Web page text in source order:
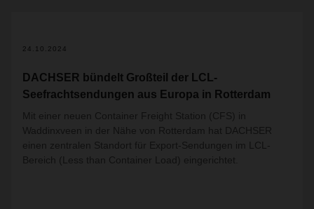
24.10.2024
DACHSER bündelt Großteil der LCL-
Seefrachtsendungen aus Europa in Rotterdam
Mit einer neuen Container Freight Station (CFS) in
Waddinxveen in der Nähe von Rotterdam hat DACHSER
einen zentralen Standort für Export-Sendungen im LCL-
Bereich (Less than Container Load) eingerichtet.